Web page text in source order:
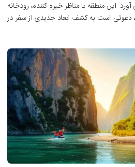
این منطقه با مناظر خیره کننده، رودخانه
دعوتی است به کشف ابعاد جدیدی از سفر در